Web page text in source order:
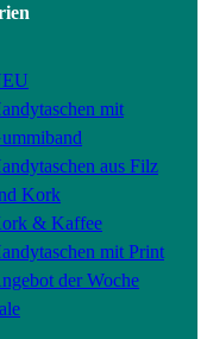
mit
aus Filz
Kork
& Kaffee
mit Print
der Woche